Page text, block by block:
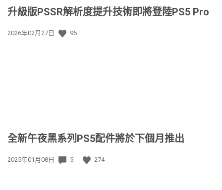
升級版PSSR解析度提升技術即將登陸PS5 Pro
發
2026年02月27日 95
全新午夜黑系列PS5配件將於下個月推出
發
2025年01月08日 5 274